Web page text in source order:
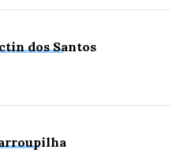
dos Santos